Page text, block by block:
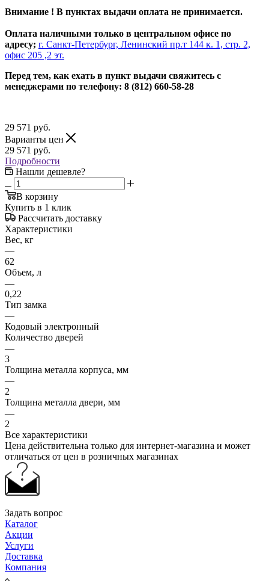
Внимание ! В пунктах выдачи оплата не принимается.
Оплата наличными только в центральном офисе по
адресу; г. Санкт-Петербург, Ленинский пр.т 144 к. 1, стр. 2,
офис 205 ,2 эт.
Перед тем, как ехать в пункт выдачи свяжитесь с
менеджерами по телефону: 8 (812) 660-58-28
29 571 руб.
Варианты цен
29 571 руб.
Подробности
Нашли дешевле?
В корзину
Купить в 1 клик
Рассчитать доставку
Характеристики
Вес, кг
—
62
Объем, л
—
0,22
Тип замка
—
Кодовый электронный
Количество дверей
—
3
Толщина металла корпуса, мм
—
2
Толщина металла двери, мм
—
2
Все характеристики
Цена действительна только для интернет-магазина и может
отличаться от цен в розничных магазинах
Задать вопрос
Каталог
Акции
Услуги
Доставка
Компания